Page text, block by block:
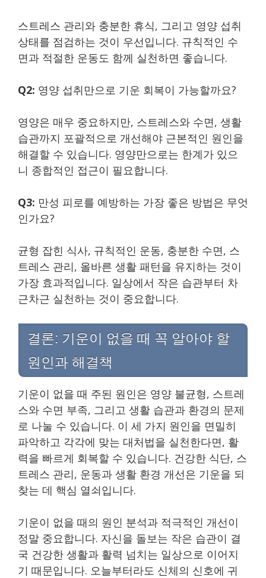
스트레스 관리와 충분한 휴식, 그리고 영양 섭취
상태를 점검하는 것이 우선입니다. 규칙적인 수
면과 적절한 운동도 함께 실천하면 좋습니다.
Q2: 영양 섭취만으로 기운 회복이 가능할까요?
영양은 매우 중요하지만, 스트레스와 수면, 생활
습관까지 포괄적으로 개선해야 근본적인 원인을
해결할 수 있습니다. 영양만으로는 한계가 있으
니 종합적인 접근이 필요합니다.
Q3: 만성 피로를 예방하는 가장 좋은 방법은 무엇
인가요?
균형 잡힌 식사, 규칙적인 운동, 충분한 수면, 스
트레스 관리, 올바른 생활 패턴을 유지하는 것이
가장 효과적입니다. 일상에서 작은 습관부터 차
근차근 실천하는 것이 중요합니다.
결론: 기운이 없을 때 꼭 알아야 할
원인과 해결책
기운이 없을 때 주된 원인은 영양 불균형, 스트레
스와 수면 부족, 그리고 생활 습관과 환경의 문제
로 나눌 수 있습니다. 이 세 가지 원인을 면밀히
파악하고 각각에 맞는 대처법을 실천한다면, 활
력을 빠르게 회복할 수 있습니다. 건강한 식단, 스
트레스 관리, 운동과 생활 환경 개선은 기운을 되
찾는 데 핵심 열쇠입니다.
기운이 없을 때의 원인 분석과 적극적인 개선이
정말 중요합니다. 자신을 돌보는 작은 습관이 결
국 건강한 생활과 활력 넘치는 일상으로 이어지
기 때문입니다. 오늘부터라도 신체의 신호에 귀